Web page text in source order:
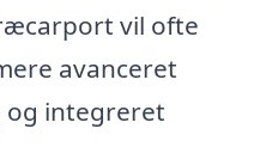
vil ofte
avanceret
og integreret